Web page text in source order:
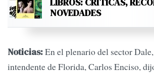
NOVEDADES
Noticias:En el plenario del sector
intendente de Florida, Carlos Enciso,